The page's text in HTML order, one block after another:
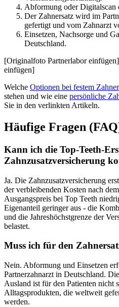
Abformung oder Digitalscan
Der Zahnersatz wird im
gefertigt und vom Zahnarzt
Einsetzen, Nachsorge und
Deutschland.
[Originalfoto Partnerlabor
einfügen]
Welche Optionen bei festem
stehen und wie eine persönliche
Sie in den verlinkten Artikeln.
Häufige Fragen
Kann ich die Top-Teeth-
Zahnzusatzversicherung
Ja. Die Zahnzusatzversicherung
der verbleibenden Kosten nach
Ausgangspreis bei Top Teeth
Eigenanteil geringer aus - die
und die Jahreshöchstgrenze der
belastet.
Muss ich für den
Nein. Abformung und Einsetzen
Partnerzahnarzt in Deutschland.
Ausland ist für den Patienten nicht
Alltagsprodukten, die weltweit
werden.